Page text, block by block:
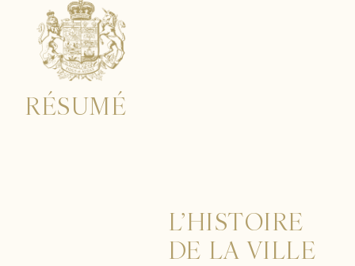
RÉSUMÉ
L’HISTOIRE
DE LA VILLE